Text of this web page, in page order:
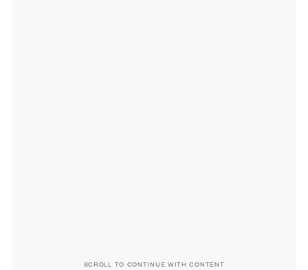
SCROLL TO CONTINUE WITH CONTENT